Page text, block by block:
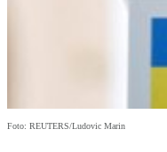
Foto: REUTERS/Ludovic Marin